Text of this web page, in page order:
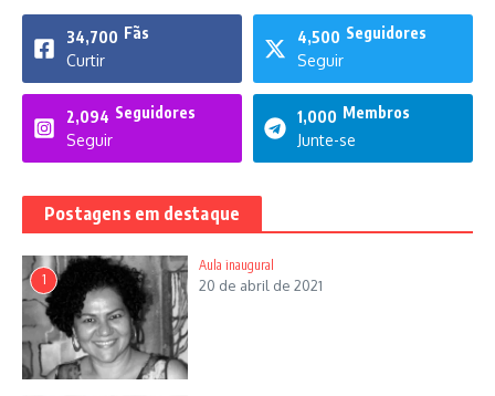
34,700 Fãs
Curtir
4,500 Seguidores
Seguir
2,094 Seguidores
Seguir
1,000 Membros
Junte-se
Postagens em destaque
1
Aula inaugural
20 de abril de 2021